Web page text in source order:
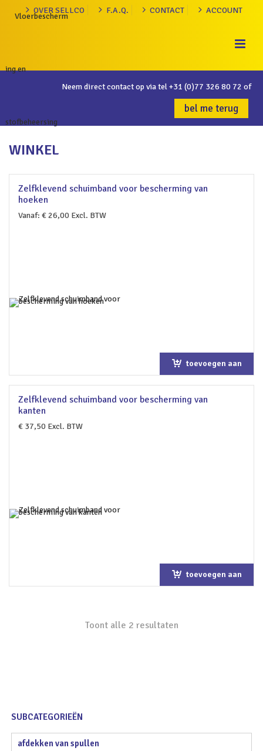
OVER SELLCO F.A.Q. CONTACT ACCOUNT
Neem direct contact op via tel+31 (0)77 326 80 72 of
bel me terug
WINKEL
Zelfklevend schuimband voor bescherming van
hoeken
Vanaf: €26,00 Excl. BTW
toevoegen aan
winkelwagen
Zelfklevend schuimband voor bescherming van
kanten
€ 37,50 Excl. BTW
toevoegen aan
Toont alle 2 resultaten
SUBCATEGORIEËN
afdekken van spullen